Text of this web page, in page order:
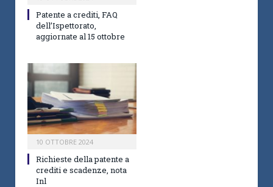
Patente a crediti, FAQ
dell’Ispettorato,
aggiornate al 15 ottobre
10 OTTOBRE 2024
Richieste della patente a
crediti e scadenze, nota
Inl